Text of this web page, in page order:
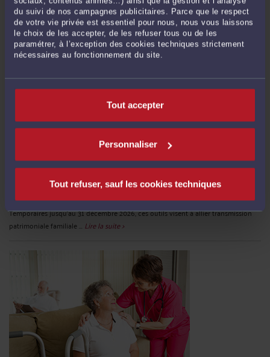
du suivi de nos campagnes publicitaires. Parce que le respect
de votre vie privée est essentiel pour nous, nous vous laissons
le choix de les accepter, de les refuser tous ou de les
paramétrer, à l’exception des cookies techniques strictement
nécessaires au fonctionnement du site.
Tout accepter
Personnaliser
Tout refuser, sauf les cookies techniques
LES DONATIONS IMMOBILIÈRES EXONÉRÉES : UNE FISCALITÉ AU
SERVICE DU LOGEMENT ?
des incitations ciblées sur les donations pour projets immobiliers et
énergétiques, issues de la [loi de finances pour 2025] et de ses mesures annexes.
Temporaires jusqu'au 31 décembre 2026, ces outils visent à allier transmission
patrimoniale familiale ... Lire la suite >